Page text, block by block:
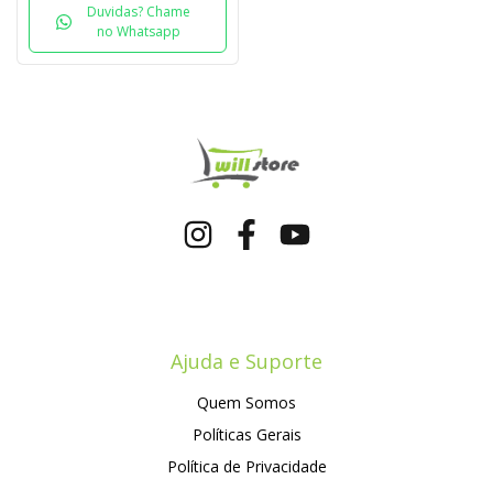
Duvidas? Chame
no Whatsapp
Ajuda e Suporte
Quem Somos
Políticas Gerais
Política de Privacidade